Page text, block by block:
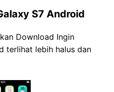
S7 Android
Download Ingin
terlihat lebih halus dan